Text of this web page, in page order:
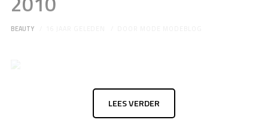
BEAUTY
LEES VERDER